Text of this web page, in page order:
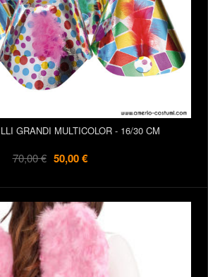
GRANDI MULTICOLOR - 16/30 CM
70,00 € 50,00 €